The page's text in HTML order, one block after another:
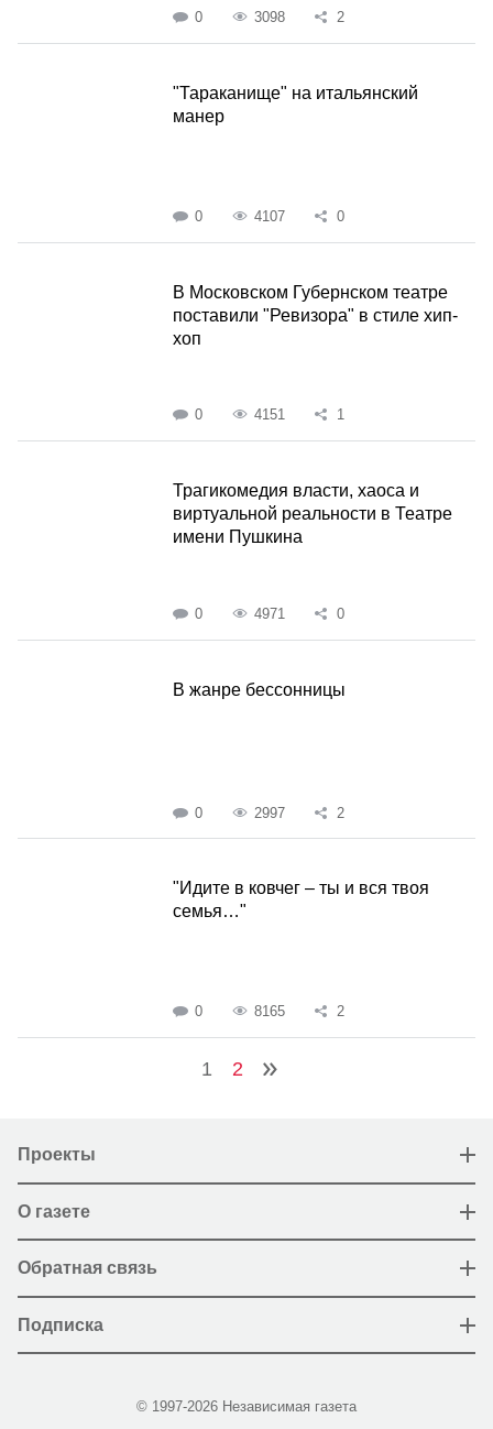
0 3098 2
"Тараканище" на итальянский
манер
0 4107 0
В Московском Губернском театре
поставили "Ревизора" в стиле хип-
хоп
0 4151 1
Трагикомедия власти, хаоса и
виртуальной реальности в Театре
имени Пушкина
0 4971 0
В жанре бессонницы
0 2997 2
"Идите в ковчег – ты и вся твоя
семья…"
0 8165 2
1 2
Проекты
О газете
Обратная связь
Подписка
© 1997-2026 Независимая газета